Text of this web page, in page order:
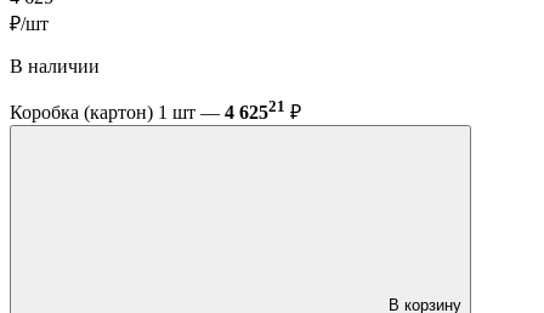
₽/шт
В наличии
Коробка (картон) 1 шт — 4 62521 ₽
В корзину